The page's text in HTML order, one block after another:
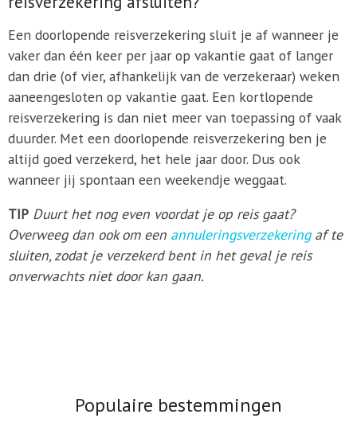
Een doorlopende reisverzekering sluit je af wanneer je
vaker dan één keer per jaar op vakantie gaat of langer
dan drie (of vier, afhankelijk van de verzekeraar) weken
aaneengesloten op vakantie gaat. Een kortlopende
reisverzekering is dan niet meer van toepassing of vaak
duurder. Met een doorlopende reisverzekering ben je
altijd goed verzekerd, het hele jaar door. Dus ook
wanneer jij spontaan een weekendje weggaat.
TIP Duurt het nog even voordat je op reis gaat?
Overweeg dan ook om een annuleringsverzekeringaf te
sluiten, zodat je verzekerd bent in het geval je reis
onverwachts niet door kan gaan.
Populaire bestemmingen